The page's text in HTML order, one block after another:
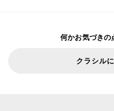
何かお気づきの
クラシル